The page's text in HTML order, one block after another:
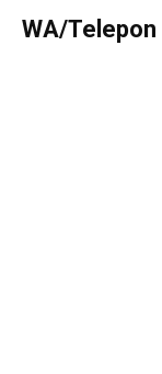
WA/Telepon